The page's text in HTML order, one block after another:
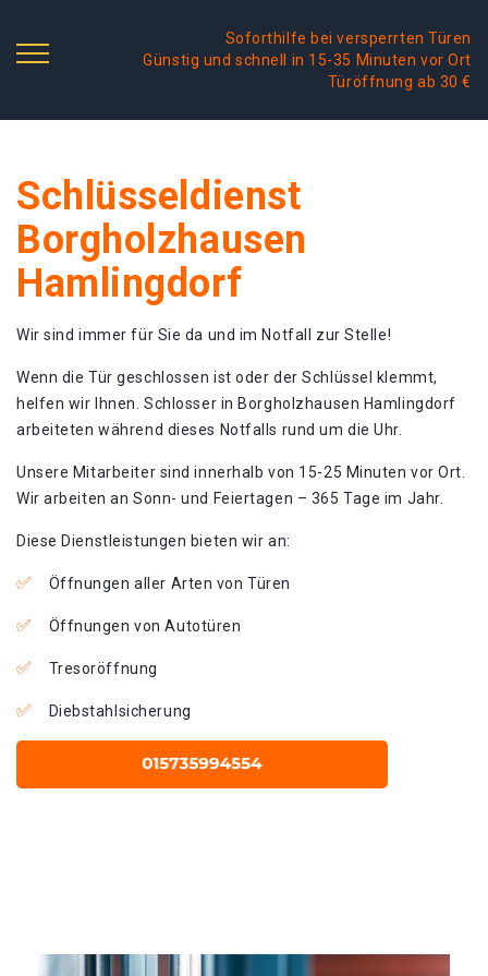
Soforthilfe bei versperrten Türen
Günstig und schnell in 15-35 Minuten vor Ort
Türöffnung ab 30 €
Schlüsseldienst
Borgholzhausen
Hamlingdorf
Wir sind immer für Sie da und im Notfall zur Stelle!
Wenn die Tür geschlossen ist oder der Schlüssel klemmt,
helfen wir Ihnen. Schlosser in Borgholzhausen Hamlingdorf
arbeiteten während dieses Notfalls rund um die Uhr.
Unsere Mitarbeiter sind innerhalb von 15-25 Minuten vor Ort.
Wir arbeiten an Sonn- und Feiertagen – 365 Tage im Jahr.
Diese Dienstleistungen bieten wir an:
Öffnungen aller Arten von Türen
Öffnungen von Autotüren
Tresoröffnung
Diebstahlsicherung